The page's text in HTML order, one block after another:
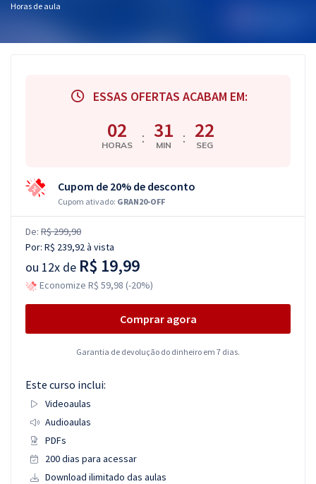
Horas de aula
ESSAS OFERTAS ACABAM EM:
02
HORAS : 31
MIN : 21
SEG
Cupom de 20% de desconto
Cupom ativado: GRAN20-OFF
De: R$ 299,90
Por: R$ 239,92à vista
ou 12x de R$ 19,99
Economize R$ 59,98 (-20%)
Comprar agora
Garantia de devolução do dinheiro em 7 dias.
Este curso inclui:
Videoaulas
Audioaulas
PDFs
200 dias para acessar
Download ilimitado das aulas